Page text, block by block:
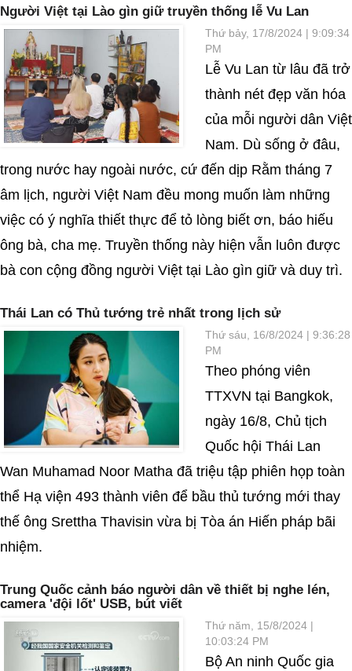
Người Việt tại Lào gìn giữ truyền thống lễ Vu Lan
Thứ bảy, 17/8/2024 | 9:09:34
PM
Lễ Vu Lan từ lâu đã trở
thành nét đẹp văn hóa
của mỗi người dân Việt
Nam. Dù sống ở đâu,
trong nước hay ngoài nước, cứ đến dịp Rằm tháng 7
âm lịch, người Việt Nam đều mong muốn làm những
việc có ý nghĩa thiết thực để tỏ lòng biết ơn, báo hiếu
ông bà, cha mẹ. Truyền thống này hiện vẫn luôn được
bà con cộng đồng người Việt tại Lào gìn giữ và duy trì.
Thái Lan có Thủ tướng trẻ nhất trong lịch sử
Thứ sáu, 16/8/2024 | 9:36:28
PM
Theo phóng viên
TTXVN tại Bangkok,
ngày 16/8, Chủ tịch
Quốc hội Thái Lan
Wan Muhamad Noor Matha đã triệu tập phiên họp toàn
thể Hạ viện 493 thành viên để bầu thủ tướng mới thay
thế ông Srettha Thavisin vừa bị Tòa án Hiến pháp bãi
nhiệm.
Trung Quốc cảnh báo người dân về thiết bị nghe lén,
camera 'đội lốt' USB, bút viết
Thứ năm, 15/8/2024 |
10:03:24 PM
Bộ An ninh Quốc gia